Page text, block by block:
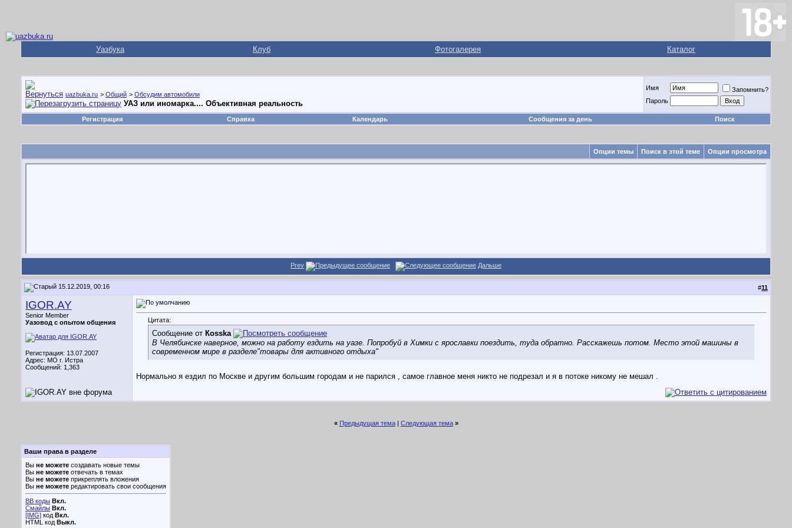
Уазбука Клуб Фотогалерея Каталог
uazbuka.ru > Общий > Обсудим автомобили
УАЗ или иномарка.... Объективная реальность
Имя
Запомнить?
Пароль
Регистрация Справка Календарь Сообщения за день Поиск
Опции темы Поиск в этой теме Опции просмотра
Prev Дальше
15.12.2019, 00:16 #11
IGOR.AY
Senior Member
Уазовод с опытом общения
Регистрация: 13.07.2007
Адрес: МО г. Истра
Сообщений: 1,363
Цитата:
Сообщение от Кosska
В Челябинске наверное, можно на работу ездить на уазе. Попробуй в Химки с ярославки поездить, туда обратно. Расскажешь потом. Место этой машины в
современном мире в разделе"товары для активного отдыха"
Нормально я ездил по Москве и другим большим городам и не парился , самое главное меня никто не подрезал и я в потоке никому не мешал .
« Предыдущая тема| Следующая тема »
Ваши права в разделе
Вы не можете создавать новые темы
Вы не можете отвечать в темах
Вы не можете прикреплять вложения
Вы не можете редактировать свои сообщения
BB коды Вкл.
Смайлы Вкл.
[IMG] код Вкл.
HTML код Выкл.